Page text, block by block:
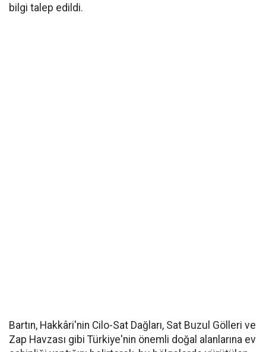
bilgi talep edildi.
Bartın, Hakkâri'nin Cilo-Sat Dağları, Sat Buzul Gölleri ve
Zap Havzası gibi Türkiye'nin önemli doğal alanlarına ev